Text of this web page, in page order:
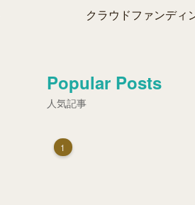
クラウドファンディ
Popular Posts
人気記事
1